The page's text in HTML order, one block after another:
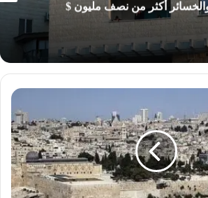
أكثر من نصف مليون $